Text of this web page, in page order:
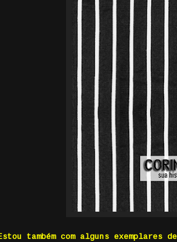
também com alguns exemplares